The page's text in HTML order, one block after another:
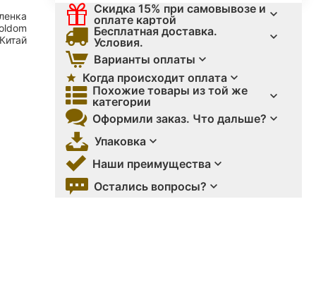
Китай
Скидка 15% при самовывозе и
оплате картой
Бесплатная доставка.
Условия.
Варианты оплаты
Когда происходит оплата
Похожие товары из той же
категории
Оформили заказ. Что дальше?
Упаковка
Наши преимущества
Остались вопросы?